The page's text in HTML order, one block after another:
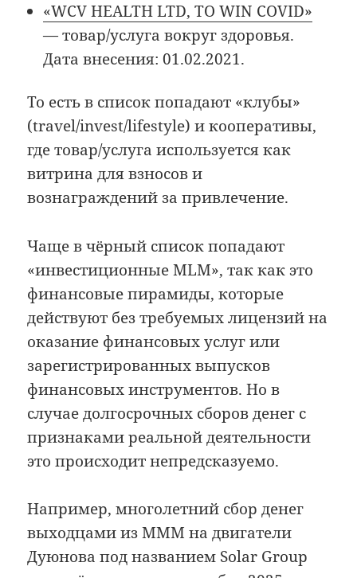
«WCV HEALTH LTD, TO WIN COVID»
— товар/услуга вокруг здоровья.
Дата внесения: 01.02.2021.
То есть в список попадают «клубы»
(travel/invest/lifestyle) и кооперативы,
где товар/услуга используется как
витрина для взносов и
вознаграждений за привлечение.
Чаще в чёрный список попадают
«инвестиционные MLM», так как это
финансовые пирамиды, которые
действуют без требуемых лицензий на
оказание финансовых услуг или
зарегистрированных выпусков
финансовых инструментов. Но в
случае долгосрочных сборов денег с
признаками реальной деятельности
это происходит непредсказуемо.
Например, многолетний сбор денег
выходцами из МММ на двигатели
Дуюнова под названием Solar Group